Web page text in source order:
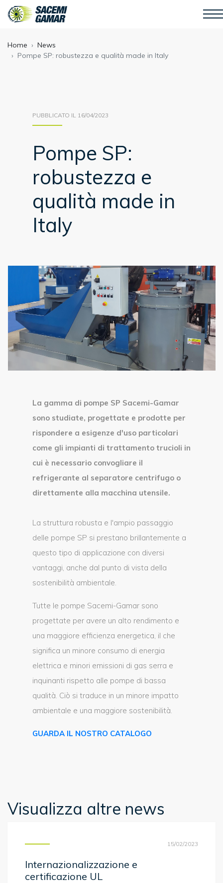
Home
News
Pompe SP: robustezza e qualità made in Italy
PUBBLICATO IL 16/04/2023
Pompe SP:
robustezza e
qualità made in
Italy
La gamma di pompe SP Sacemi-Gamar
sono studiate, progettate e prodotte per
rispondere a esigenze d'uso particolari
come gli impianti di trattamento trucioli in
cui è necessario convogliare il
refrigerante al separatore centrifugo o
direttamente alla macchina utensile.
La struttura robusta e l'ampio passaggio
delle pompe SP si prestano brillantemente a
questo tipo di applicazione con diversi
vantaggi, anche dal punto di vista della
sostenibilità ambientale.
Tutte le pompe Sacemi-Gamar sono
progettate per avere un alto rendimento e
una maggiore efficienza energetica, il che
significa un minore consumo di energia
elettrica e minori emissioni di gas serra e
inquinanti rispetto alle pompe di bassa
qualità. Ciò si traduce in un minore impatto
ambientale e una maggiore sostenibilità.
GUARDA IL NOSTRO CATALOGO
Visualizza altre news
15/02/2023
Internazionalizzazione e
certificazione UL